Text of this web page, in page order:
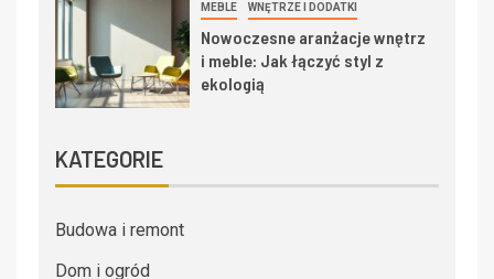
MEBLE WNĘTRZE I DODATKI
Nowoczesne aranżacje wnętrz
i meble: Jak łączyć styl z
ekologią
KATEGORIE
Budowa i remont
Dom i ogród